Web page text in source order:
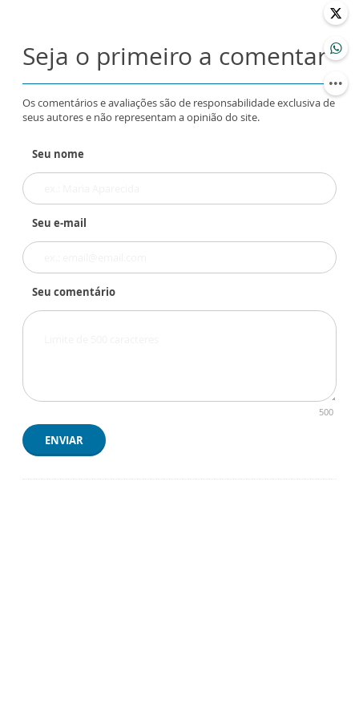
Seja o primeiro a comentar
Os comentários e avaliações são de responsabilidade exclusiva de
seus autores e não representam a opinião do site.
Seu nome
Seu e-mail
Seu comentário
500
ENVIAR